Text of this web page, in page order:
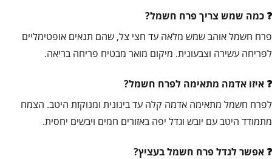
כמה שמש צריך פרח חשמל?
פרח חשמל אוהב שמש מלאה עד חצי צל, שהם תנאים אופטימליים
לפריחה עשירה וצבעונית. מיקום מואר מבטיח פריחה בריאה.
איזו אדמה מתאימה לפרח חשמל?
לפרח חשמל מתאימה אדמה קלה עד בינונית ומנוקזת היטב. הצמח
מתמודד היטב עם יובש וגדל יפה באזורים חמים ויבשים יחסית.
אפשר לגדל פרח חשמל בעציץ?